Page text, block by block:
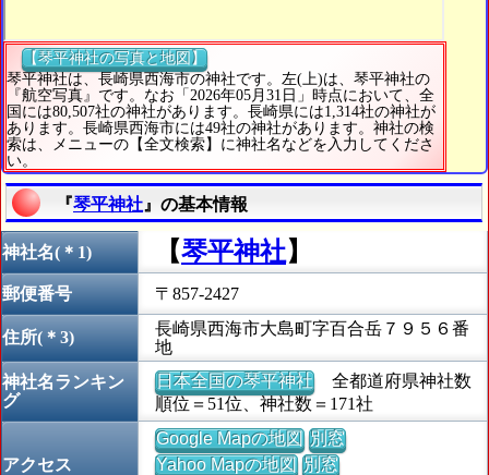
【琴平神社の写真と地図】
琴平神社は、長崎県西海市の神社です。左(上)は、琴平神社の
『航空写真』です。なお「2026年05月31日」時点において、全
国には80,507社の神社があります。長崎県には1,314社の神社が
あります。長崎県西海市には49社の神社があります。神社の検
索は、メニューの【全文検索】に神社名などを入力してくださ
い。
『琴平神社 』の基本情報
神社名(＊1) 【琴平神社】
郵便番号 〒857-2427
住所(＊3)
長崎県西海市大島町字百合岳７９５６番
地
神社名ランキン
グ
日本全国の琴平神社全都道府県神社数
順位＝51位、神社数＝171社
アクセス
Google Mapの地図 別窓
Yahoo Mapの地図 別窓